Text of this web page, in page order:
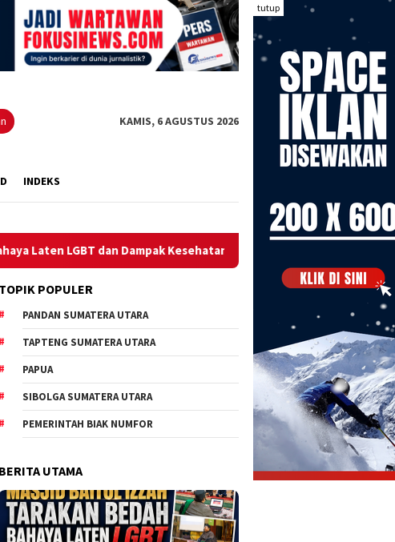
tutup
KAMIS, 6 AGUSTUS 2026
INDEKS
Dampak Kesehatan Diterpa Isu Penyimpangan Dana Hibah,
TOPIK POPULER
PANDAN SUMATERA UTARA
TAPTENG SUMATERA UTARA
PAPUA
SIBOLGA SUMATERA UTARA
PEMERINTAH BIAK NUMFOR
BERITA UTAMA